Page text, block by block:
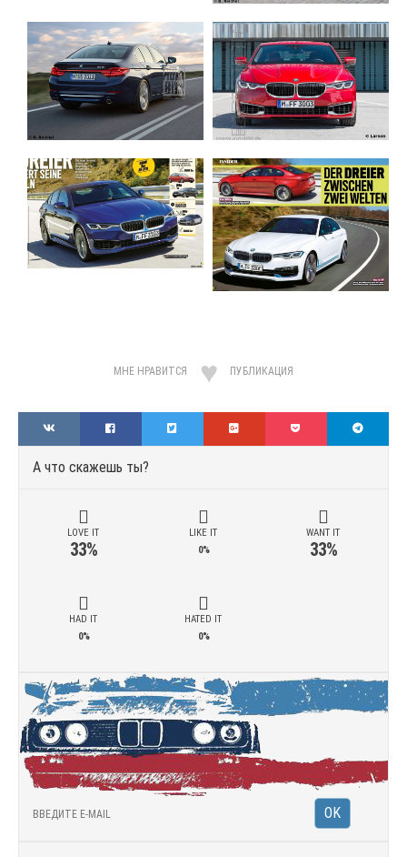
МНЕ НРАВИТСЯ ПУБЛИКАЦИЯ
А что скажешь ты?
LOVE IT
33%
LIKE IT
0%
WANT IT
33%
HAD IT
0%
HATED IT
0%